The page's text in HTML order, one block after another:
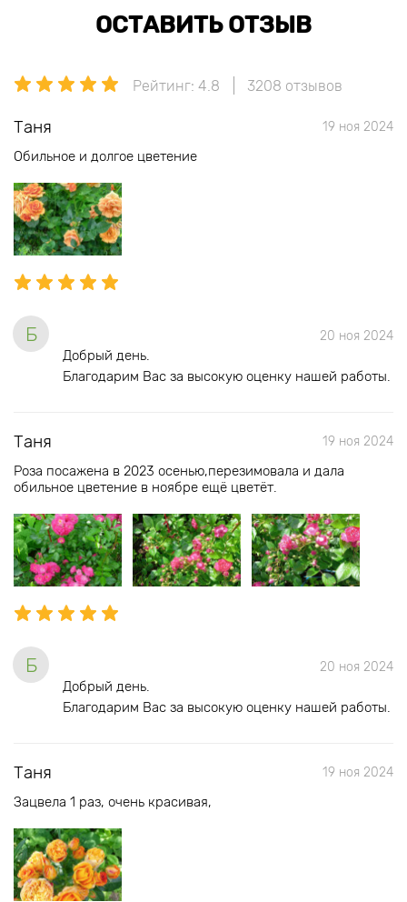
ОСТАВИТЬ ОТЗЫВ
Рейтинг: 4.8 3208 отзывов
Таня 19 ноя 2024
Обильное и долгое цветение
Б 20 ноя 2024
Добрый день.
Благодарим Вас за высокую оценку нашей работы.
Таня 19 ноя 2024
Роза посажена в 2023 осенью,перезимовала и дала
обильное цветение в ноябре ещё цветёт.
Б 20 ноя 2024
Добрый день.
Благодарим Вас за высокую оценку нашей работы.
Таня 19 ноя 2024
Зацвела 1 раз, очень красивая,